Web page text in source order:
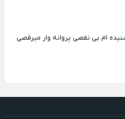
ام بی نقصی پروانه وار میرقصی